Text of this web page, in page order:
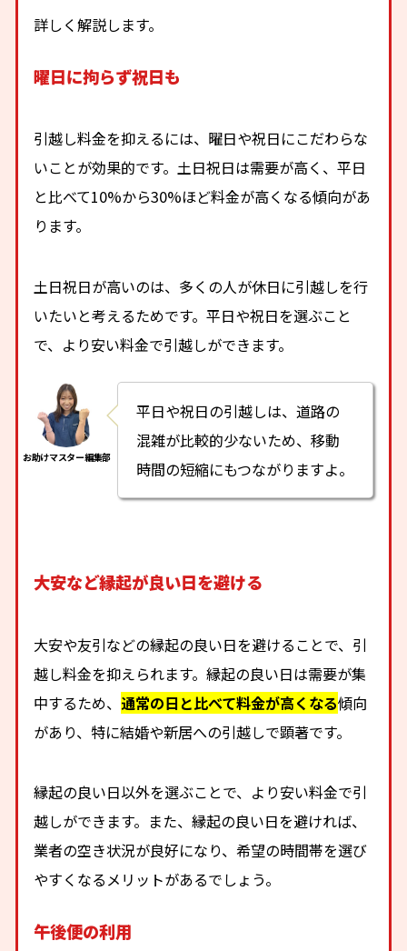
詳しく解説します。
曜日に拘らず祝日も
引越し料金を抑えるには、曜日や祝日にこだわらな
いことが効果的です。土日祝日は需要が高く、平日
と比べて10%から30%ほど料金が高くなる傾向があ
ります。
土日祝日が高いのは、多くの人が休日に引越しを行
いたいと考えるためです。平日や祝日を選ぶこと
で、より安い料金で引越しができます。
平日や祝日の引越しは、道路の
混雑が比較的少ないため、移動
時間の短縮にもつながりますよ。
大安など縁起が良い日を避ける
大安や友引などの縁起の良い日を避けることで、引
越し料金を抑えられます。縁起の良い日は需要が集
中するため、 通常の日と比べて料金が高くなる傾向
があり、特に結婚や新居への引越しで顕著です。
縁起の良い日以外を選ぶことで、より安い料金で引
越しができます。また、縁起の良い日を避ければ、
業者の空き状況が良好になり、希望の時間帯を選び
やすくなるメリットがあるでしょう。
午後便の利用